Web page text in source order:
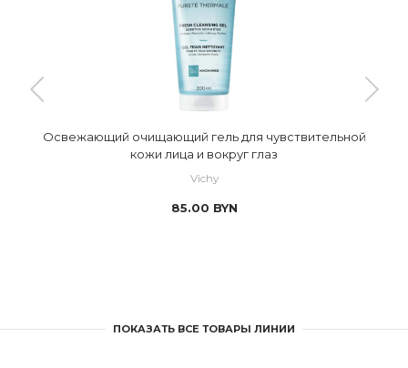
Освежающий очищающий гель для чувствительной
кожи лица и вокруг глаз
Vichy
85.00 BYN
ПОКАЗАТЬ ВСЕ ТОВАРЫ ЛИНИИ